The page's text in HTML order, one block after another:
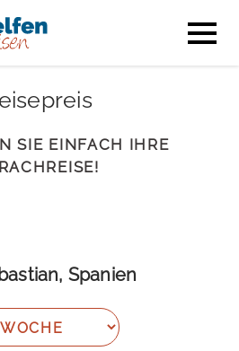
SIE EINFACH IHRE
Spanien